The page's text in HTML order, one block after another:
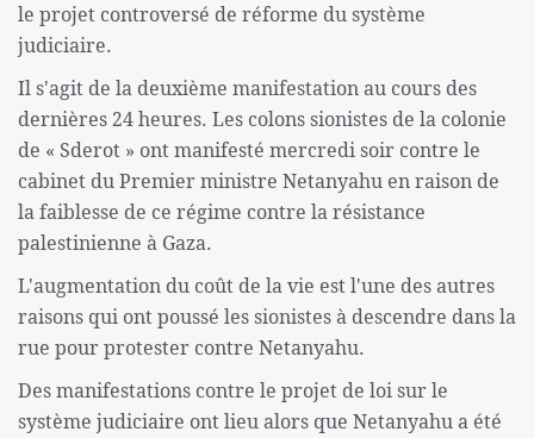
le projet controversé de réforme du système
judiciaire.
Il s'agit de la deuxième manifestation au cours des
dernières 24 heures. Les colons sionistes de la colonie
de « Sderot » ont manifesté mercredi soir contre le
cabinet du Premier ministre Netanyahu en raison de
la faiblesse de ce régime contre la résistance
palestinienne à Gaza.
L'augmentation du coût de la vie est l'une des autres
raisons qui ont poussé les sionistes à descendre dans la
rue pour protester contre Netanyahu.
Des manifestations contre le projet de loi sur le
système judiciaire ont lieu alors que Netanyahu a été